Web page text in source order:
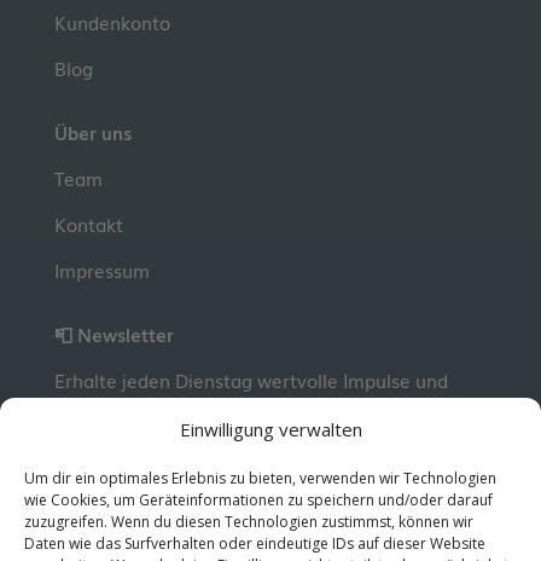
Einwilligung verwalten
Um dir ein optimales Erlebnis zu bieten, verwenden wir Technologien
wie Cookies, um Geräteinformationen zu speichern und/oder darauf
zuzugreifen. Wenn du diesen Technologien zustimmst, können wir
Daten wie das Surfverhalten oder eindeutige IDs auf dieser Website
Kundenkonto
Blog
Über uns
Team
Kontakt
Impressum
📮 Newsletter
Erhalte jeden Dienstag wertvolle Impulse und
kostenlos abonnieren!
© 2026 MentorMe. Alle Rechte vorbehalten.